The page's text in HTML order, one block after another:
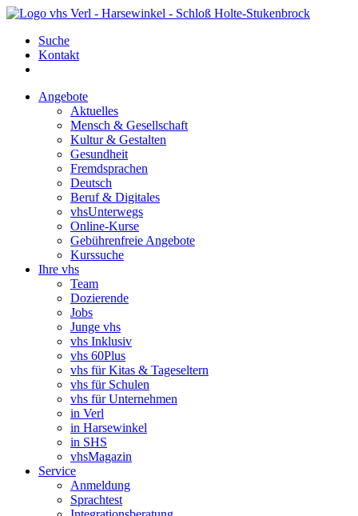
Suche
Kontakt
Angebote
Aktuelles
Mensch & Gesellschaft
Kultur & Gestalten
Gesundheit
Fremdsprachen
Deutsch
Beruf & Digitales
vhsUnterwegs
Online-Kurse
Gebührenfreie Angebote
Kurssuche
Ihre vhs
Team
Dozierende
Jobs
Junge vhs
vhs Inklusiv
vhs 60Plus
vhs für Kitas & Tageseltern
vhs für Schulen
vhs für Unternehmen
in Verl
in Harsewinkel
in SHS
vhsMagazin
Service
Anmeldung
Sprachtest